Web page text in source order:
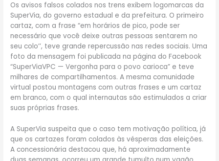
Os avisos falsos colados nos trens exibem logomarcas da
SuperVia, do governo estadual e da prefeitura. O primeiro
cartaz, com a frase “em horários de pico, pode ser
necessário que você deixe outras pessoas sentarem no
seu colo’’, teve grande repercussão nas redes sociais. Uma
foto da mensagem foi publicada na página do Facebook
“SuperViaVPC — Vergonha para o povo carioca” e teve
milhares de compartilhamentos. A mesma comunidade
virtual postou montagens com outras frases e um cartaz
em branco, com o qual internautas são estimulados a criar
suas próprias frases.
A SuperVia suspeita que o caso tem motivação política, já
que os cartazes foram colados às vésperas das eleições.
A concessionária destacou que, há aproximadamente